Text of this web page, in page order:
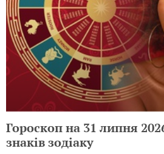
Гороскоп на 31 липня
знаків зодіаку